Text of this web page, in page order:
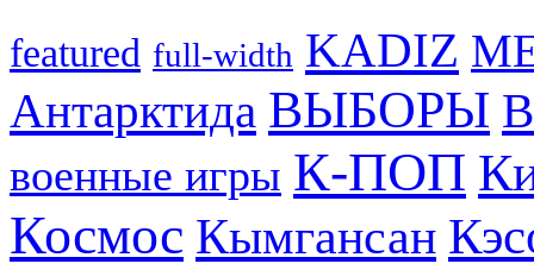
featured full-width KADIZ
Антарктида ВЫБОРЫ
военные игры К-ПОП
Космос Кымгансан